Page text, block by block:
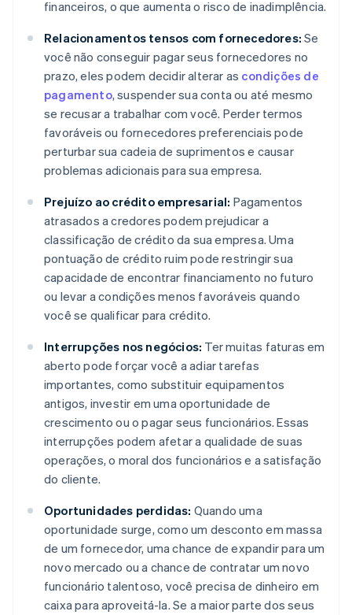
financeiros, o que aumenta o risco de inadimplência.
Relacionamentos tensos com fornecedores: Se
você não conseguir pagar seus fornecedores no
prazo, eles podem decidir alterar as condições de
pagamento, suspender sua conta ou até mesmo
se recusar a trabalhar com você. Perder termos
favoráveis ou fornecedores preferenciais pode
perturbar sua cadeia de suprimentos e causar
problemas adicionais para sua empresa.
Prejuízo ao crédito empresarial: Pagamentos
atrasados a credores podem prejudicar a
classificação de crédito da sua empresa. Uma
pontuação de crédito ruim pode restringir sua
capacidade de encontrar financiamento no futuro
ou levar a condições menos favoráveis quando
você se qualificar para crédito.
Interrupções nos negócios: Ter muitas faturas em
aberto pode forçar você a adiar tarefas
importantes, como substituir equipamentos
antigos, investir em uma oportunidade de
crescimento ou o pagar seus funcionários. Essas
interrupções podem afetar a qualidade de suas
operações, o moral dos funcionários e a satisfação
do cliente.
Oportunidades perdidas: Quando uma
oportunidade surge, como um desconto em massa
de um fornecedor, uma chance de expandir para um
novo mercado ou a chance de contratar um novo
funcionário talentoso, você precisa de dinheiro em
caixa para aproveitá-la. Se a maior parte dos seus